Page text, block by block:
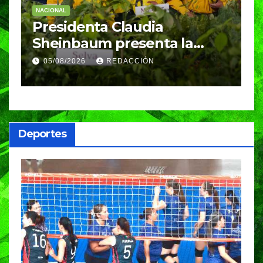
NACIONAL
Desde Puebla, la Presidenta
Claudia Sheinbaum
arrancará la Jornada
Nacional de Reforestación
05/08/2026 REDACCIÓN
Deportes